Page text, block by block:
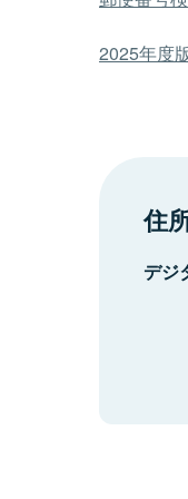
2025年度
住
デジ